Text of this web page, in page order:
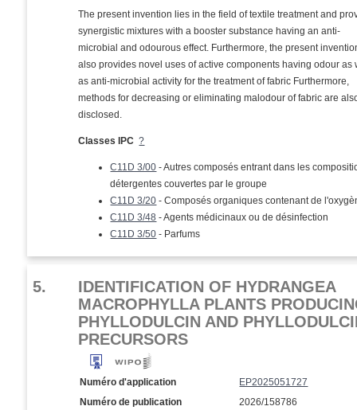
The present invention lies in the field of textile treatment and
synergistic mixtures with a booster substance having an anti-
microbial and odourous effect. Furthermore, the present
also provides novel uses of active components having odour as
as anti-microbial activity for the treatment of fabric Furthermore,
methods for decreasing or eliminating malodour of fabric are
disclosed.
Classes IPC ?
C11D 3/00 - Autres composés entrant dans les
détergentes couvertes par le groupe
C11D 3/20 - Composés organiques contenant de
C11D 3/48 - Agents médicinaux ou de désinfection
C11D 3/50 - Parfums
5.
IDENTIFICATION OF HYDRANGEA
MACROPHYLLA PLANTS
PHYLLODULCIN AND
PRECURSORS
Numéro d'application
EP2025051727
Numéro de publication
2026/158786